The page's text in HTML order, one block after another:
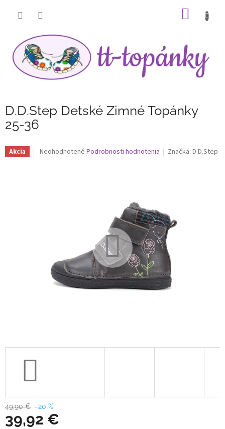
D.D.Step Detské Zimné Topánky
25-36
Akcia
Priemerné
Neohodnotené Podrobnosti hodnotenia Značka:D.D.Step
49,90 € –20 %
39,92 €